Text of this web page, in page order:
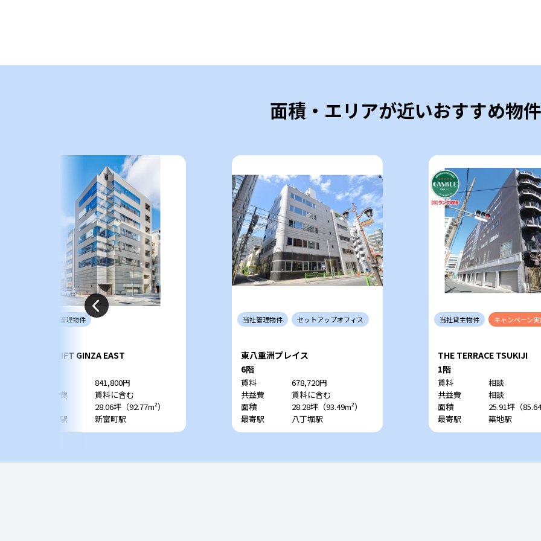
面積・エリアが近いおすすめ物件
管理物件
+SHIFT GINZA EAST
841,800円
共益費
賃料に含む
28.06坪（92.77m²）
最寄駅
新富町駅
当社管理物件 セットアップオフィス
東八重洲プレイス
6階
賃料
678,720円
共益費
賃料に含む
面積
28.28坪（93.49m²）
最寄駅
八丁堀駅
当社貸主物件 キャンペーン
THE TERRACE TSUKIJI
1階
賃料
相談
共益費
相談
面積
25.91坪（
最寄駅
築地駅